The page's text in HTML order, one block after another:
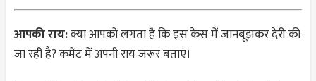
आपकी राय:क्या आपको लगता है कि इस केस में जानबूझकर देरी की
जा रही है? कमेंट में अपनी राय जरूर बताएं।